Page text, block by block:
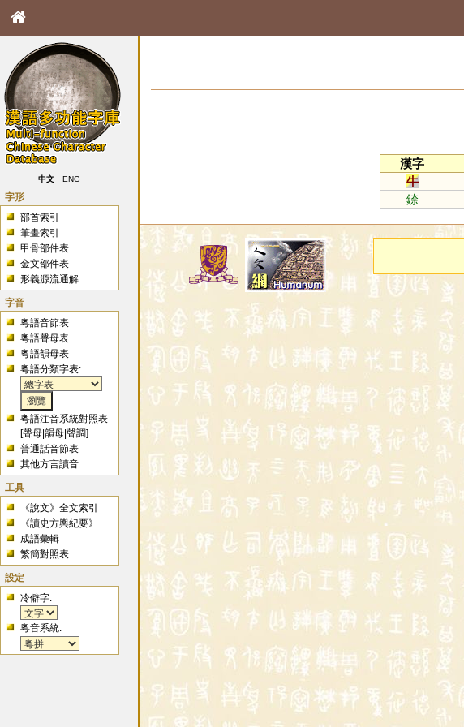
中文 ENG
字形
部首索引
筆畫索引
甲骨部件表
金文部件表
形義源流通解
字音
粵語音節表
粵語聲母表
粵語韻母表
粵語分類字表:
粵語注音系統對照表
[聲母 |韻母 |聲調]
普通話音節表
其他方言讀音
工具
《說文》全文索引
《讀史方輿紀要》
成語彙輯
繁簡對照表
設定
冷僻字:
粵音系統:
漢字
牛
錼